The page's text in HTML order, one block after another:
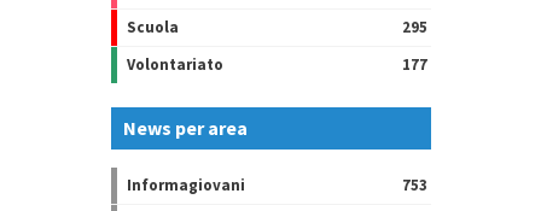
Scuola
295
Volontariato
177
News per area
Informagiovani
753